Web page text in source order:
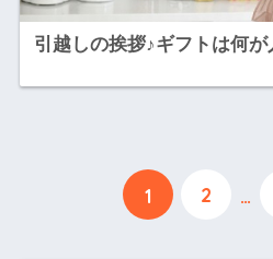
引越しの挨拶♪ギフトは何が
1 2 …